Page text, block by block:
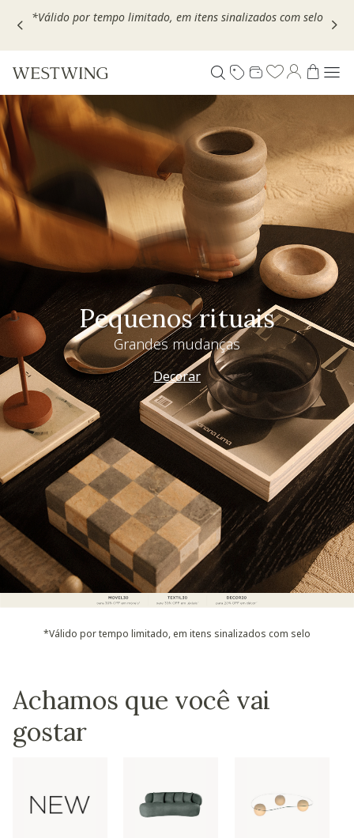
Escolha seu VOUCHER e ganhe até 30% OFF*: useMOVEL30,
Pequenos rituais
Grandes mudanças
Decorar
*Válido por tempo limitado, em itens sinalizados com selo
Achamos que você vai
gostar